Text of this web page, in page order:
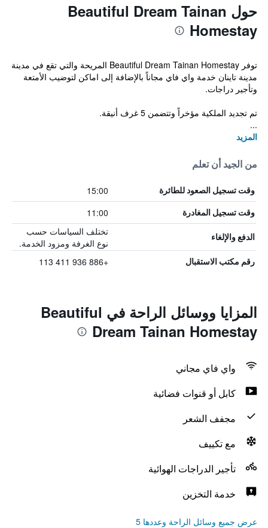
حول Beautiful Dream Tainan
Homestay
توفر Beautiful Dream Tainan Homestay المريحة والتي تقع في مدينة
مدينة تاينان خدمة واي فاي مجاناً بالإضافة إلى اماكن لتوضيب الأمتعة
وتأجير دراجات.
تم تجديد الملكية مؤخراً وتتضمن 5 غرف أنيقة.
...
المزيد
من الجيد أن تعلم
وقت تسجيل الصعود للطائرة 15:00
وقت تسجيل المغادرة 11:00
الدفع والإلغاء
تختلف السياسات حسب
نوع الغرفة ومزود الخدمة.
رقم مكتب الاستقبال +886 936 411 113
المزايا ووسائل الراحة في Beautiful
Dream Tainan Homestay
واي فاي مجاني
كابل أو قنوات فضائية
مجفف الشعر
مع تكييف
تأجير الدراجات الهوائية
خدمة التخزين
عرض جميع وسائل الراحة وعددها 5